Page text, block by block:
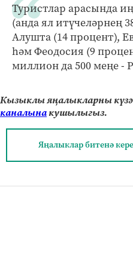
Туристлар арасында
(анда ял итүчеләрнең
Алушта (14 процент),
һәм Феодосия (9
миллион да 500 меңе -
Кызыклы яңалыкларны
каналынакушылыгыз.
Яңалыклар битенә